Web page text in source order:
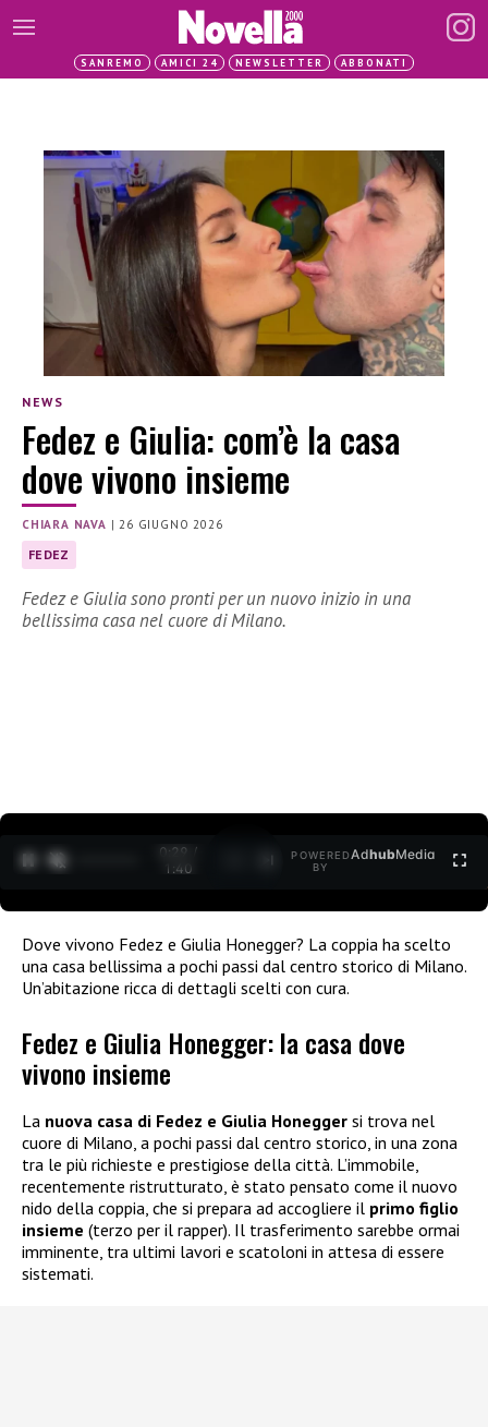
SANREMO AMICI 24 NEWSLETTER ABBONATI
NEWS
Fedez e Giulia: com’è la casa
dove vivono insieme
CHIARA NAVA |26 GIUGNO 2026
FEDEZ
Fedez e Giulia sono pronti per un nuovo inizio in una
bellissima casa nel cuore di Milano.
0:30 /
1:40
POWERED
BY
AdhubMedia
Dove vivono Fedez e Giulia Honegger? La coppia ha scelto
una casa bellissima a pochi passi dal centro storico di Milano.
Un’abitazione ricca di dettagli scelti con cura.
Fedez e Giulia Honegger: la casa dove
vivono insieme
La nuova casa di Fedez e Giulia Honegger si trova nel
cuore di Milano, a pochi passi dal centro storico, in una zona
tra le più richieste e prestigiose della città. L’immobile,
recentemente ristrutturato, è stato pensato come il nuovo
nido della coppia, che si prepara ad accogliere il primo figlio
insieme (terzo per il rapper). Il trasferimento sarebbe ormai
imminente, tra ultimi lavori e scatoloni in attesa di essere
sistemati.